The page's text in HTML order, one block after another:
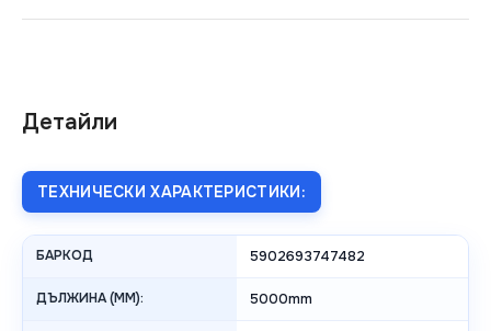
Детайли
ТЕХНИЧЕСКИ ХАРАКТЕРИСТИКИ:
БАРКОД 5902693747482
ДЪЛЖИНА (MM): 5000mm